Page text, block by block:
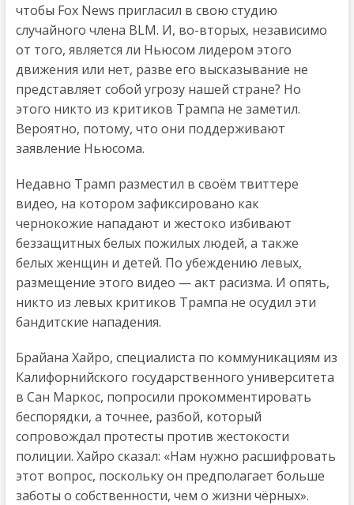
чтобы Fox News пригласил в свою студию
случайного члена BLM. И, во-вторых, независимо
от того, является ли Ньюсом лидером этого
движения или нет, разве его высказывание не
представляет собой угрозу нашей стране? Но
этого никто из критиков Трампа не заметил.
Вероятно, потому, что они поддерживают
заявление Ньюсома.
Недавно Трамп разместил в своём твиттере
видео, на котором зафиксировано как
чернокожие нападают и жестоко избивают
беззащитных белых пожилых людей, а также
белых женщин и детей. По убеждению левых,
размещение этого видео — акт расизма. И опять,
никто из левых критиков Трампа не осудил эти
бандитские нападения.
Брайана Хайро, специалиста по коммуникациям из
Калифорнийского государственного университета
в Сан Маркос, попросили прокомментировать
беспорядки, а точнее, разбой, который
сопровождал протесты против жестокости
полиции. Хайро сказал: «Нам нужно расшифровать
этот вопрос, поскольку он предполагает больше
заботы о собственности, чем о жизни чёрных».